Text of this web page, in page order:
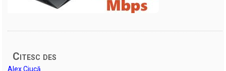
Citesc des
Alex Ciucă